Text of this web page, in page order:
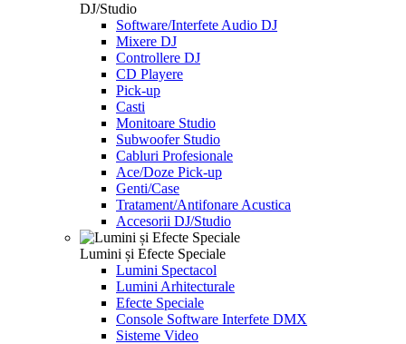
DJ/Studio
Software/Interfete Audio DJ
Mixere DJ
Controllere DJ
CD Playere
Pick-up
Casti
Monitoare Studio
Subwoofer Studio
Cabluri Profesionale
Ace/Doze Pick-up
Genti/Case
Tratament/Antifonare Acustica
Accesorii DJ/Studio
Lumini și Efecte Speciale
Lumini Spectacol
Lumini Arhitecturale
Efecte Speciale
Console Software Interfete DMX
Sisteme Video